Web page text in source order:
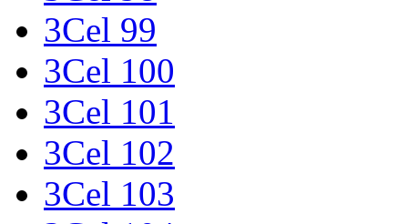
3Cel 99
3Cel 100
3Cel 101
3Cel 102
3Cel 103